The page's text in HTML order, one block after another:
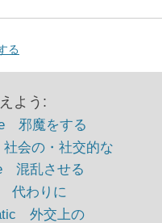
る
よう:
邪魔をする
会の・社交的な
混乱させる
代わりに
外交上の